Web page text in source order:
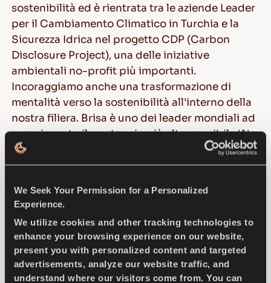
We Seek Your Permission for a Personalized
Experience.
We utilize cookies and other tracking technologies to
enhance your browsing experience on our website,
present you with personalized content and targeted
advertisements, analyze our website traffic, and
understand where our visitors come from. You can
sostenibilità ed è rientrata tra le aziende Leader
per il Cambiamento Climatico in Turchia e la
Sicurezza Idrica nel progetto CDP (Carbon
Disclosure Project), una delle iniziative
ambientali no-profit più importanti.
Incoraggiamo anche una trasformazione di
mentalità verso la sostenibilità all'interno della
nostra filiera. Brisa è uno dei leader mondiali ad
aver ricevuto il punteggio più alto possibile 'A'
nella categoria "Valutazione Impegno
Fornitore".
Definiamo tutte le azioni che abbiamo
intrapreso nei termini di come possano servire
agli Obiettivi di Sviluppo Sostenibile richiesti
dalle Nazioni Unite per risolvere i problemi, e ci
teniamo ad essere parte della soluzione in
un'azione globale.